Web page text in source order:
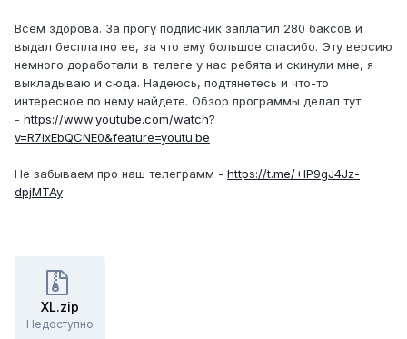
Всем здорова. За прогу подписчик заплатил 280 баксов и
выдал бесплатно ее, за что ему большое спасибо. Эту версию
немного доработали в телеге у нас ребята и скинули мне, я
выкладываю и сюда. Надеюсь, подтянетесь и что-то
интересное по нему найдете. Обзор программы делал тут
- https://www.youtube.com/watch?
v=R7ixEbQCNE0&feature=youtu.be
Не забываем про наш телеграмм - https://t.me/+IP9gJ4Jz-
dpjMTAy
XL.zip
Недоступно